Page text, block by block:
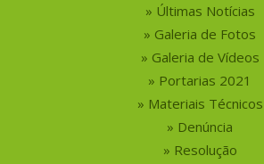
Últimas Notícias
Galeria de Fotos
Galeria de Vídeos
Portarias 2021
Materiais Técnicos
Denúncia
Resolução